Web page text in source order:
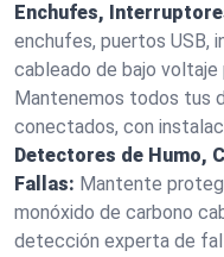
Enchufes,
enchufes, puertos USB,
cableado de bajo
Mantenemos todos tus
conectados, con
Detectores de Humo,
Fallas: Mantente
monóxido de carbono
detección experta de